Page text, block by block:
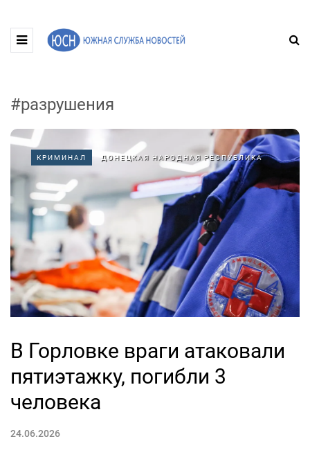
#разрушения
КРИМИНАЛ ДОНЕЦКАЯ НАРОДНАЯ РЕСПУБЛИКА
В Горловке враги атаковали
пятиэтажку, погибли 3
человека
24.06.2026